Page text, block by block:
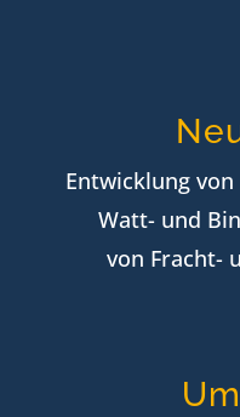
Entwicklung
Watt- und
von Fracht-